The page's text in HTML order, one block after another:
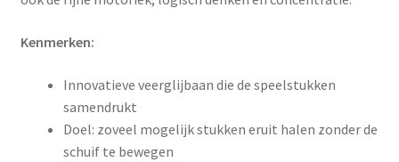
Kenmerken:
Innovatieve veerglijbaan die de speelstukken
samendrukt
Doel: zoveel mogelijk stukken eruit halen zonder de
schuif te bewegen